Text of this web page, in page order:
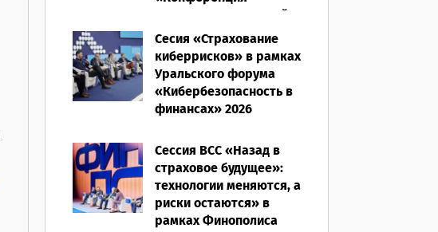
ВСС-2026: Культурный
код страхования/
Человеческий фактор»
28.05.2026
Сесия «Страхование
киберрисков» в рамках
Уральского форума
«Кибербезопасность в
финансах» 2026
Сессия ВСС «Назад в
страховое будущее»:
технологии меняются, а
риски остаются» в
рамках Финополиса